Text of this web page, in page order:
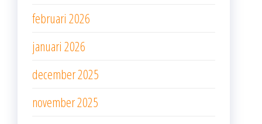
februari 2026
januari 2026
december 2025
november 2025